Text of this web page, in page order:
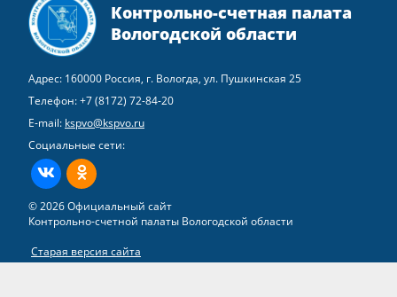
Контрольно-счетная палата
Вологодской области
Адрес: 160000 Россия, г. Вологда, ул. Пушкинская 25
Телефон:+7 (8172) 72-84-20
E-mail: kspvo@kspvo.ru
Социальные сети:
ВКонтактеОдноклассники
© 2026 Официальный сайт
Контрольно-счетной палаты Вологодской области
Старая версия сайта